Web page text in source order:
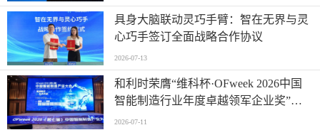
具身大脑联动灵巧手臂：智在无界与灵
心巧手签订全面战略合作协议
2026-07-13
和利时荣膺“维科杯·OFweek 2026中国
智能制造行业年度卓越领军企业奖”，
以自主创新实力引领智造新浪潮
2026-07-11